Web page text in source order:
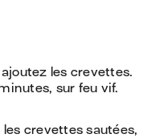
les crevettes.
sur feu vif.
crevettes sautées,